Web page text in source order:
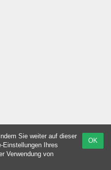
OK
Sie weiter auf dieser
Einstellungen Ihres
Verwendung von